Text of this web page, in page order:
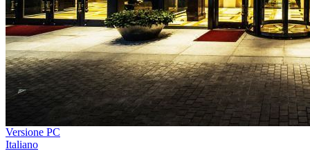
Versione PC
Italiano